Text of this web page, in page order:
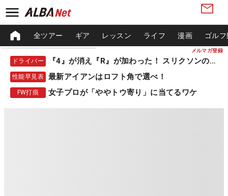
メルマガ登録
全ツアー ギア レッスン ライフ 漫画 ゴル
ドライバー 『4』が消え『R』が加わった！ スリクソンの新作
性能早見表 最新アイアンはロフト角で選べ！
FW打痕 女子プロが「ややトウ寄り」に当てるワケ